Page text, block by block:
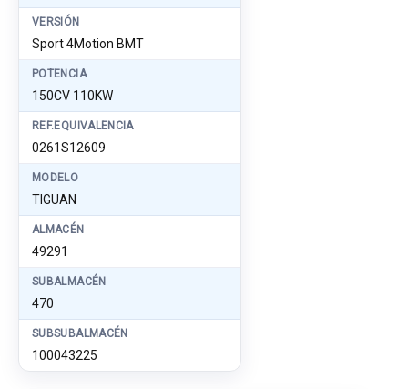
VERSIÓN
Sport 4Motion BMT
POTENCIA
150CV 110KW
REF.EQUIVALENCIA
0261S12609
MODELO
TIGUAN
ALMACÉN
49291
SUBALMACÉN
470
SUBSUBALMACÉN
100043225